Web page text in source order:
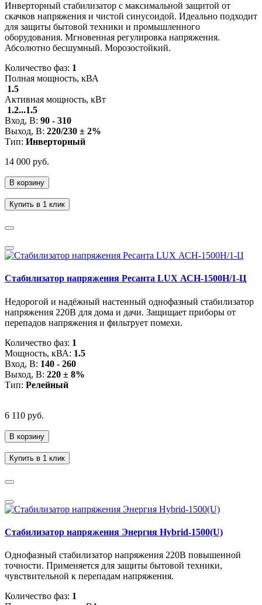
Инверторный стабилизатор с максимальной защитой от
скачков напряжения и чистой синусоидой. Идеально подходит
для защиты бытовой техники и промышленного
оборудования. Мгновенная регулировка напряжения.
Абсолютно бесшумный. Морозостойкий.
Количество фаз: 1
Полная мощность, кВА
1.5
Активная мощность, кВт
1.2...1.5
Вход, В: 90 - 310
Выход, В: 220/230 ± 2%
Тип: Инверторный
14 000 руб.
В корзину
Купить в 1 клик
Стабилизатор напряжения Ресанта LUX АСН-1500Н/1-Ц
Недорогой и надёжный настенный однофазный стабилизатор
напряжения 220В для дома и дачи. Защищает приборы от
перепадов напряжения и фильтрует помехи.
Количество фаз: 1
Мощность, кВА: 1.5
Вход, В: 140 - 260
Выход, В: 220 ± 8%
Тип: Релейный
6 110 руб.
В корзину
Купить в 1 клик
Стабилизатор напряжения Энергия Hybrid-1500(U)
Однофазный стабилизатор напряжения 220В повышенной
точности. Применяется для защиты бытовой техники,
чувствительной к перепадам напряжения.
Количество фаз: 1